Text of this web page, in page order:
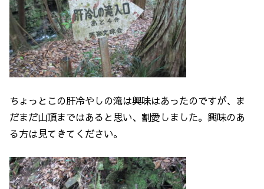
ちょっとこの肝冷やしの滝は興味はあったのですが、ま
だまだ山頂まではあると思い、割愛しました。興味のあ
る方は見てきてください。